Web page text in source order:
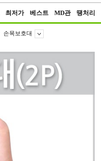
최저가 베스트 MD관 땡처리
손목보호대